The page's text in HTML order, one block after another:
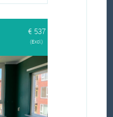
€ 537
(Excl.)